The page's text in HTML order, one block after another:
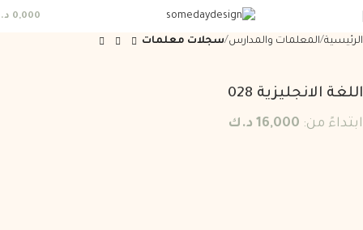
0,000
الرئيسية المعلمات والمدارس سجلات معلمات
اللغة الانجليزية 028
ابتداءً من: 16,000 د.ك